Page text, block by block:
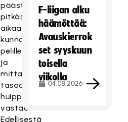
päästä
pitkästä
aikaa
kunnolla
pelille
ja
mittaamaan
tasoamme
huippumaita
vastaan.
Edellisestä
F-liigan alku
häämöttää:
Avauskierrok
set syyskuun
toisella
viikolla
04.08.2026